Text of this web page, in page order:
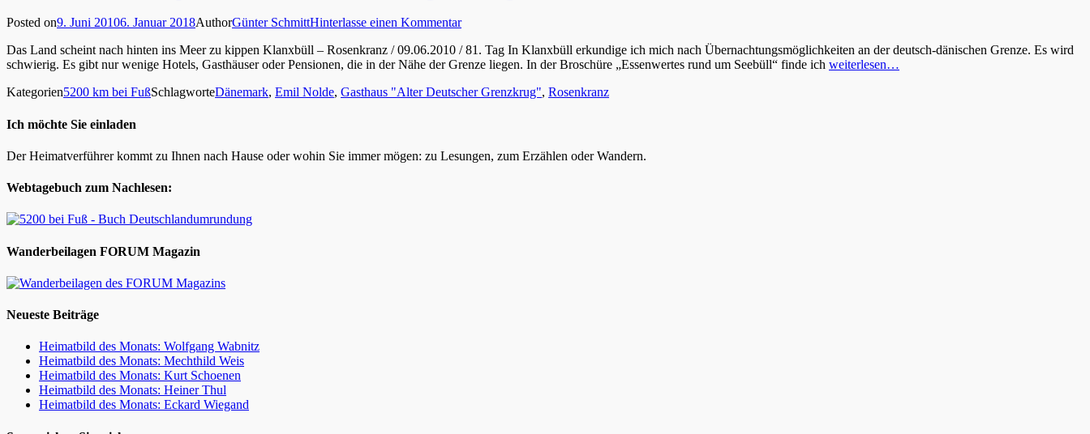
Posted on9. Juni 20106. Januar 2018AuthorGünter SchmittHinterlasse einen Kommentar
Das Land scheint nach hinten ins Meer zu kippen Klanxbüll – Rosenkranz / 09.06.2010 / 81. Tag In Klanxbüll erkundige ich mich nach Übernachtungsmöglichkeiten an der deutsch-dänischen Grenze. Es wird
schwierig. Es gibt nur wenige Hotels, Gasthäuser oder Pensionen, die in der Nähe der Grenze liegen. In der Broschüre „Essenwertes rund um Seebüll“ finde ich weiterlesen…
Kategorien5200 km bei FußSchlagworteDänemark, Emil Nolde, Gasthaus "Alter Deutscher Grenzkrug", Rosenkranz
Ich möchte Sie einladen
Der Heimatverführer kommt zu Ihnen nach Hause oder wohin Sie immer mögen: zu Lesungen, zum Erzählen oder Wandern.
Webtagebuch zum Nachlesen:
Wanderbeilagen FORUM Magazin
Neueste Beiträge
Heimatbild des Monats: Wolfgang Wabnitz
Heimatbild des Monats: Mechthild Weis
Heimatbild des Monats: Kurt Schoenen
Heimatbild des Monats: Heiner Thul
Heimatbild des Monats: Eckard Wiegand